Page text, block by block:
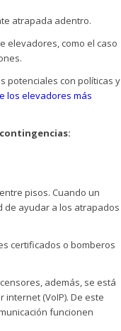
atrapada adentro.
elevadores, como el caso
potenciales con políticas y
los elevadores más
pisos. Cuando un
de ayudar a los atrapados
certificados o bomberos
además, se está
(VoIP). De este
funcionen